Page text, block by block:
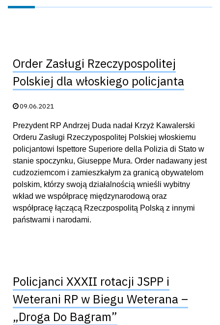
Order Zasługi Rzeczypospolitej
Polskiej dla włoskiego policjanta
Data publikacji:
09.06.2021
Prezydent RP Andrzej Duda nadał Krzyż Kawalerski
Orderu Zasługi Rzeczypospolitej Polskiej włoskiemu
policjantowi Ispettore Superiore della Polizia di Stato w
stanie spoczynku, Giuseppe Mura. Order nadawany jest
cudzoziemcom i zamieszkałym za granicą obywatelom
polskim, którzy swoją działalnością wnieśli wybitny
wkład we współpracę międzynarodową oraz
współpracę łączącą Rzeczpospolitą Polską z innymi
państwami i narodami.
Policjanci XXXII rotacji JSPP i
Weterani RP w Biegu Weterana –
„Droga Do Bagram”